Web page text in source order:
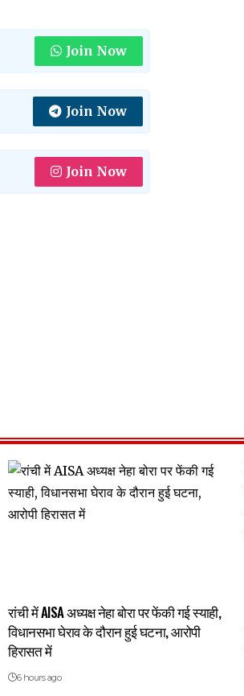
Join Now
Join Now
Join Now
रांची में AISA अध्यक्ष नेहा बोरा पर फेंकी गई स्याही,
विधानसभा घेराव के दौरान हुई घटना, आरोपी
हिरासत में
6 hours ago